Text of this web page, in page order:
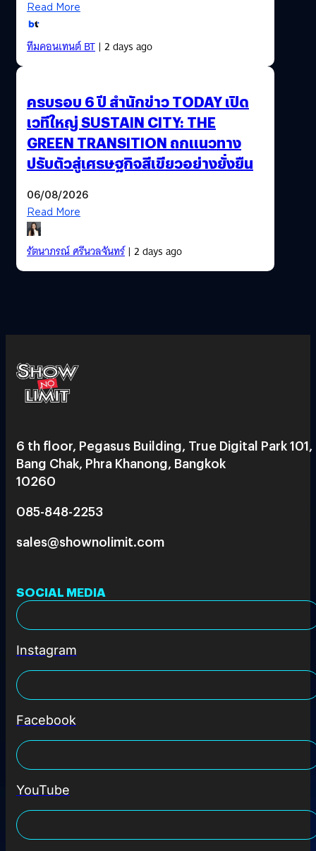
Read More
ทีมคอนเทนต์ BT| 2 days ago
ครบรอบ 6 ปี สำนักข่าว TODAY เปิด
เวทีใหญ่ SUSTAIN CITY: THE
GREEN TRANSITION ถกแนวทาง
ปรับตัวสู่เศรษฐกิจสีเขียวอย่างยั่งยืน
06/08/2026
Read More
รัตนาภรณ์ ศรีนวลจันทร์| 2 days ago
6 th floor, Pegasus Building, True Digital Park 101,
Bang Chak, Phra Khanong, Bangkok
10260
085-848-2253
sales@shownolimit.com
SOCIAL MEDIA
Instagram
Facebook
YouTube